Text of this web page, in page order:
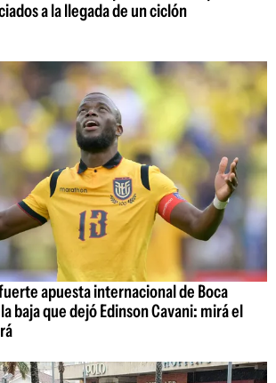
a la llegada de un ciclón
apuesta internacional de Boca
baja que dejó Edinson Cavani: mirá el